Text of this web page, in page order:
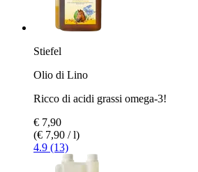
Stiefel
Olio di Lino
Ricco di acidi grassi omega-3!
€ 7,90
(€ 7,90 / l)
4.9 (13)